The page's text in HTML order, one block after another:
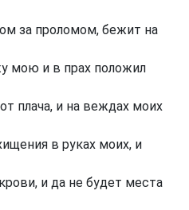
за проломом, бежит на
мою и в прах положил
плача, и на веждах моих
в руках моих, и
и да не будет места